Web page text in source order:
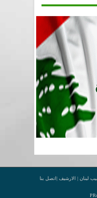
لبنان | الارشيف |اتصل بنا